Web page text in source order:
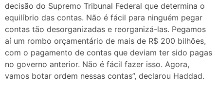
decisão do Supremo Tribunal Federal que determina o
equilíbrio das contas. Não é fácil para ninguém pegar
contas tão desorganizadas e reorganizá-las. Pegamos
aí um rombo orçamentário de mais de R$ 200 bilhões,
com o pagamento de contas que deviam ter sido pagas
no governo anterior. Não é fácil fazer isso. Agora,
vamos botar ordem nessas contas”, declarou Haddad.